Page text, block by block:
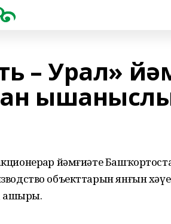
– Урал»
йәмғиәте
объекттарын янғын